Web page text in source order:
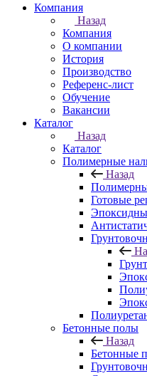
Компания
Назад
Компания
О компании
История
Производство
Референс-лист
Обучение
Вакансии
Каталог
Назад
Каталог
Полимерные
Назад
Готовые
Бетонные полы
Назад
Бетонные